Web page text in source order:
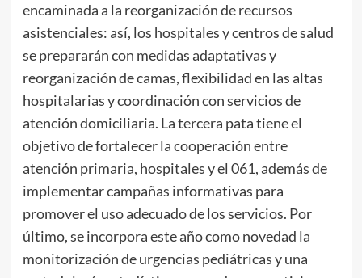
encaminada a la reorganización de recursos
asistenciales: así, los hospitales y centros de salud
se prepararán con medidas adaptativas y
reorganización de camas, flexibilidad en las altas
hospitalarias y coordinación con servicios de
atención domiciliaria. La tercera pata tiene el
objetivo de fortalecer la cooperación entre
atención primaria, hospitales y el 061, además de
implementar campañas informativas para
promover el uso adecuado de los servicios. Por
último, se incorpora este año como novedad la
monitorización de urgencias pediátricas y una